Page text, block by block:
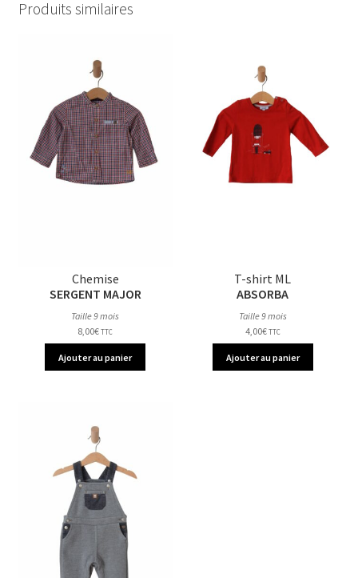
Produits similaires
Chemise
SERGENT MAJOR
Taille 9 mois
8,00€ TTC
Ajouter au panier
T-shirt ML
ABSORBA
Taille 9 mois
4,00€ TTC
Ajouter au panier